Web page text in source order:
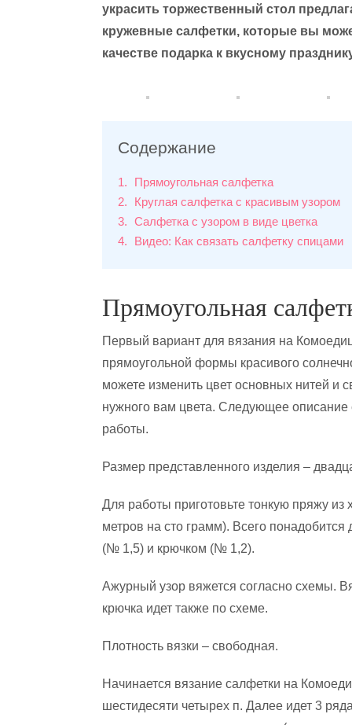
украсить торжественный стол
кружевные салфетки, которые вы
качестве подарка к вкусному
Содержание
1
Прямоугольная салфетка
2
Круглая салфетка с красивым узором
3
Салфетка с узором в виде цветка
4
Видео: Как связать салфетку спицами
Прямоугольная
Первый вариант для вязания на
прямоугольной формы красивого
можете изменить цвет основных нитей и
нужного вам цвета. Следующее описание
работы.
Размер представленного изделия –
Для работы приготовьте тонкую пряжу из
метров на сто грамм). Всего понадобится
(№ 1,5) и крючком (№ 1,2).
Ажурный узор вяжется согласно схемы.
крючка идет также по схеме.
Плотность вязки – свободная.
Начинается вязание салфетки на
шестидесяти четырех п. Далее идет 3